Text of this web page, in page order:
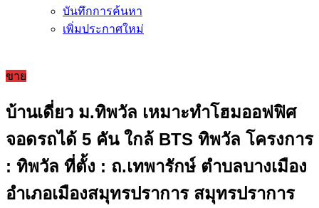
บันทึกการค้นหา
เพิ่มประกาศใหม่
ขาย
บ้านเดี่ยว ม.ทิพวัล เหมาะทำโฮมออฟฟิศ
จอดรถได้ 5 คัน ใกล้ BTS ทิพวัล โครงการ
: ทิพวัล ที่ตั้ง : ถ.เทพารักษ์ ตำบลบางเมือง
อำเภอเมืองสมุทรปราการ สมุทรปราการ